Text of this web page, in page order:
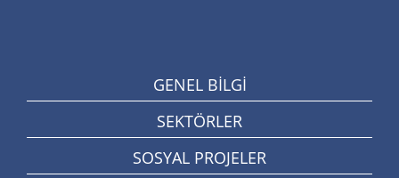
GENEL BİLGİ
SEKTÖRLER
SOSYAL PROJELER